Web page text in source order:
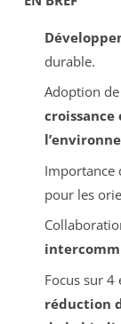
durable.
Adoption de
croissance
Importance
pour les
Focus sur 4
réduction